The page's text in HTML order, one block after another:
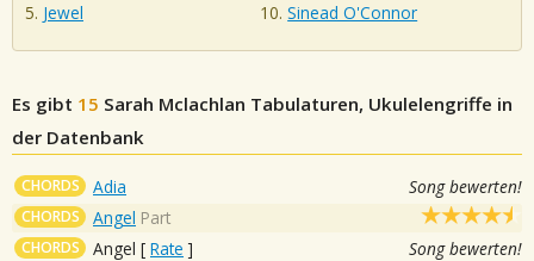
Jewel
Sinead O'Connor
Es gibt 15 Sarah Mclachlan Tabulaturen, Ukulelengriffe in
der Datenbank
CHORDS Adia Song bewerten!
CHORDS Angel Part
CHORDS Angel [ Rate ] Song bewerten!